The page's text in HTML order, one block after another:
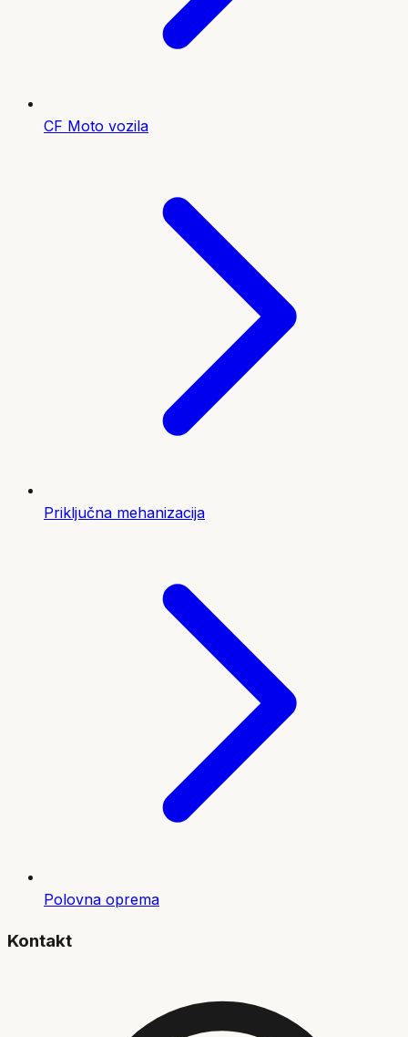
CF Moto vozila
Priključna mehanizacija
Polovna oprema
Kontakt